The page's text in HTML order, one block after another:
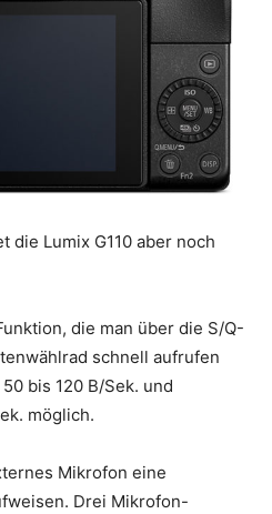
die Lumix G110 aber noch
die man über die S/Q-
schnell aufrufen
bis 120 B/Sek. und
möglich.
Mikrofon eine
Drei Mikrofon-